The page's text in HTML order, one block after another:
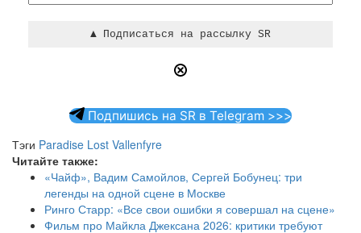
Подпишись на SR в Telegram >>>
Тэги Paradise Lost Vallenfyre
Читайте также:
«Чайф», Вадим Самойлов, Сергей Бобунец: три
легенды на одной сцене в Москве
Ринго Старр: «Все свои ошибки я совершал на сцене»
Фильм про Майкла Джексана 2026: критики требуют